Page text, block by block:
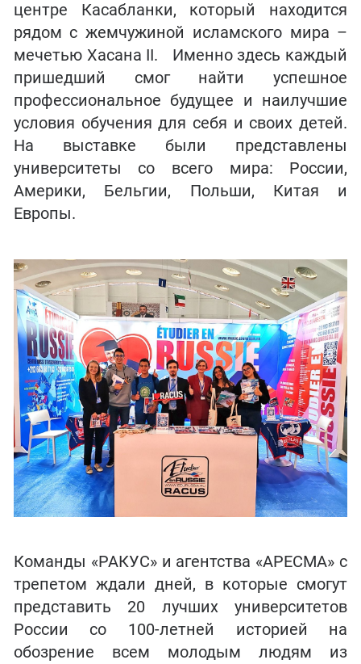
центре Касабланки, который находится
рядом с жемчужиной исламского мира –
мечетью Хасана II. Именно здесь каждый
пришедший смог найти успешное
профессиональное будущее и наилучшие
условия обучения для себя и своих детей.
На выставке были представлены
университеты со всего мира: России,
Америки, Бельгии, Польши, Китая и
Европы.
Команды «РАКУС» и агентства «АРЕСМА» с
трепетом ждали дней, в которые смогут
представить 20 лучших университетов
России со 100-летней историей на
обозрение всем молодым людям из